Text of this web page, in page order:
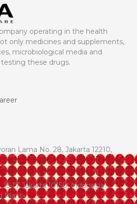
operating in the health
only medicines and supplements,
microbiological media and
these drugs.
Lama No. 28, Jakarta 12210,
17 Jakarta 10150, Indonesia
Plant